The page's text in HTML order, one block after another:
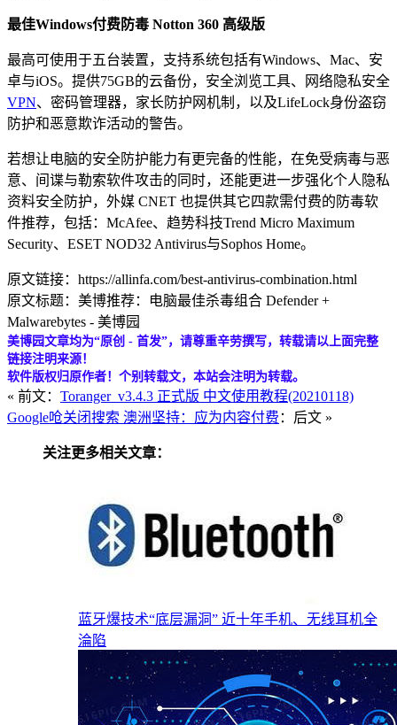
最佳Windows付费防毒 Notton 360 高级版
最高可使用于五台装置，支持系统包括有Windows、Mac、安
卓与iOS。提供75GB的云备份，安全浏览工具、网络隐私安全
VPN、密码管理器，家长防护网机制，以及LifeLock身份盗窃
防护和恶意欺诈活动的警告。
若想让电脑的安全防护能力有更完备的性能，在免受病毒与恶
意、间谍与勒索软件攻击的同时，还能更进一步强化个人隐私
资料安全防护，外媒 CNET 也提供其它四款需付费的防毒软
件推荐，包括：McAfee、趋势科技Trend Micro Maximum
Security、ESET NOD32 Antivirus与Sophos Home。
原文链接：https://allinfa.com/best-antivirus-combination.html
原文标题：美博推荐：电脑最佳杀毒组合 Defender +
Malwarebytes - 美博园
美博园文章均为“原创 - 首发”，请尊重辛劳撰写，转载请以上面完整
链接注明来源！
软件版权归原作者！个别转载文，本站会注明为转载。
« 前文： Toranger_v3.4.3 正式版 中文使用教程(20210118)
Google呛关闭搜索 澳洲坚持：应为内容付费 ：后文 »
关注更多相关文章：
蓝牙爆技术“底层漏洞” 近十年手机、无线耳机全
淪陷